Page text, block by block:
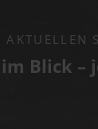
Blick –